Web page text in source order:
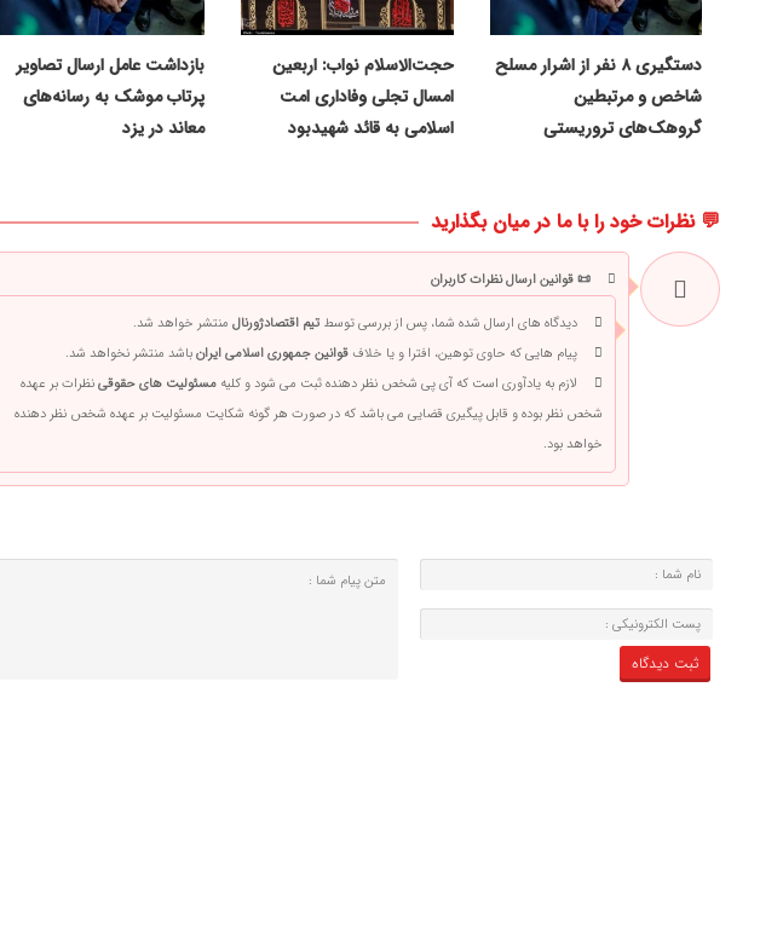
دستگیری ۸ نفر از اشرار مسلح
شاخص و مرتبطین
گروهک‌های تروریستی
حجت‌الاسلام نواب: اربعین
امسال تجلی وفاداری امت
اسلامی به قائد شهیدبود
بازداشت عامل ارسال تصاویر
پرتاب موشک به رسانه‌های
معاند در یزد
💬 نظرات خود را با ما در میان بگذارید
📜 قوانین ارسال نظرات کاربران
دیدگاه های ارسال شده شما، پس از بررسی توسط تیم اقتصادژورنال منتشر خواهد شد.
پیام هایی که حاوی توهین، افترا و یا خلاف قوانین جمهوری اسلامی ایرانباشد منتشر نخواهد شد.
لازم به یادآوری است که آی پی شخص نظر دهنده ثبت می شود و کلیه مسئولیت های حقوقینظرات بر عهده
شخص نظر بوده و قابل پیگیری قضایی می باشد که در صورت هر گونه شکایت مسئولیت بر عهده شخص نظر دهنده
خواهد بود.